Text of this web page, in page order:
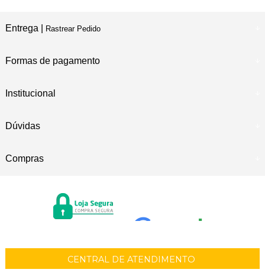
Entrega | Rastrear Pedido
Formas de pagamento
Institucional
Dúvidas
Compras
CENTRAL DE ATENDIMENTO